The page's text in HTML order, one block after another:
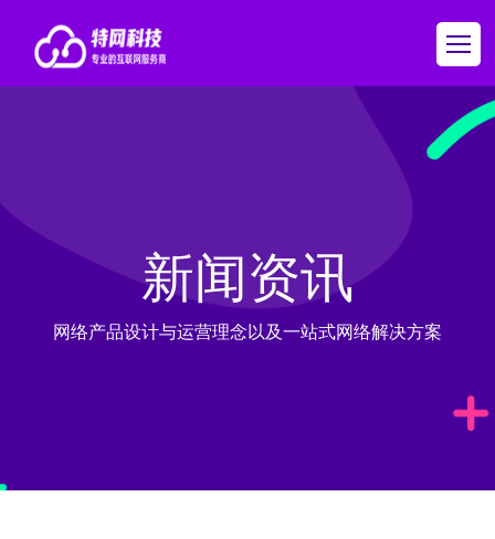
新闻资讯
网络产品设计与运营理念以及一站式网络解决方案